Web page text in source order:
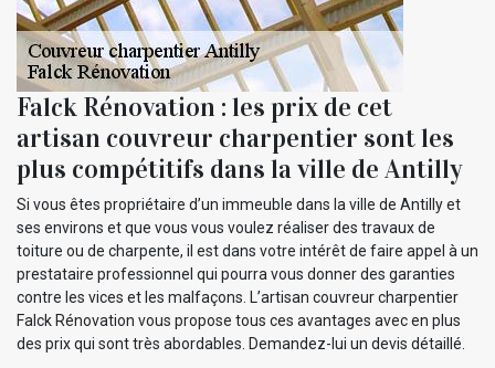
Falck Rénovation : les prix de cet
artisan couvreur charpentier sont les
plus compétitifs dans la ville de Antilly
Si vous êtes propriétaire d’un immeuble dans la ville de Antilly et
ses environs et que vous vous voulez réaliser des travaux de
toiture ou de charpente, il est dans votre intérêt de faire appel à un
prestataire professionnel qui pourra vous donner des garanties
contre les vices et les malfaçons. L’artisan couvreur charpentier
Falck Rénovation vous propose tous ces avantages avec en plus
des prix qui sont très abordables. Demandez-lui un devis détaillé.